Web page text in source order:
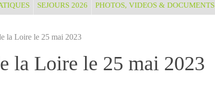
SEJOURS 2026 PHOTOS, VIDEOS & DOCUMENTS
la Loire le 25 mai 2023
la Loire le 25 mai 2023